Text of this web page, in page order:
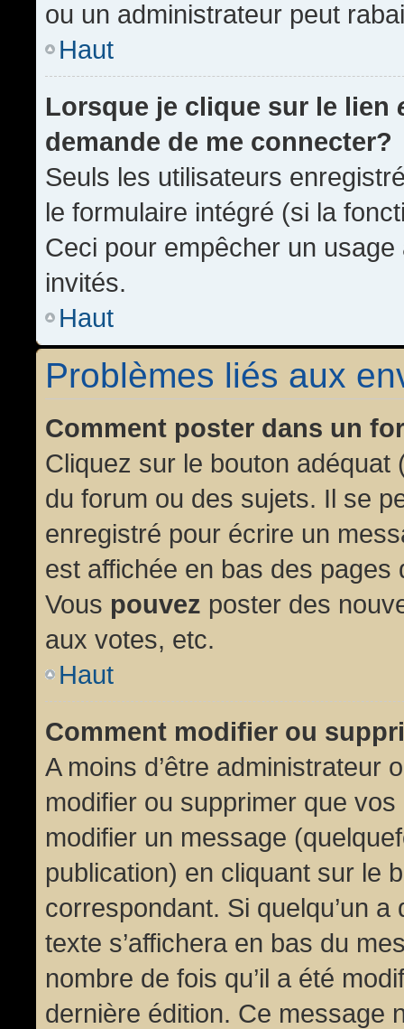
ou un administrateur peut
Haut
Lorsque je clique sur le lien
demande de me connecter?
Seuls les utilisateurs
le formulaire intégré (si la
Ceci pour empêcher un
invités.
Haut
Problèmes liés aux
Comment poster dans un
Cliquez sur le bouton
du forum ou des sujets. Il se
enregistré pour écrire un
est affichée en bas des
Vous pouvez poster des
aux votes, etc.
Haut
Comment modifier ou
A moins d’être administrateur
modifier ou supprimer que
modifier un message
publication) en cliquant sur le
correspondant. Si quelqu’un
texte s’affichera en bas du
nombre de fois qu’il a été
dernière édition. Ce message